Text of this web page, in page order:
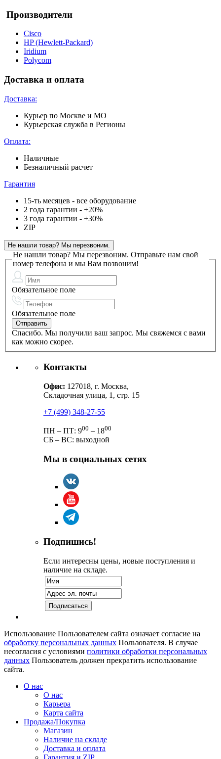
Производители
Cisco
HP (Hewlett-Packard)
Iridium
Polycom
Доставка и оплата
Доставка:
Курьер по Москве и МО
Курьерская служба в Регионы
Оплата:
Наличные
Безналичный расчет
Гарантия
15-ть месяцев - все оборудование
2 года гарантии - +20%
3 года гарантии - +30%
ZIP
Не нашли товар? Мы перезвоним.
Не нашли товар? Мы перезвоним. Отправьте нам свой
номер телефона и мы Вам позвоним!
Обязательное поле
Обязательное поле
Спасибо. Мы получили ваш запрос. Мы свяжемся с вами
как можно скорее.
Контакты
Офис: 127018, г. Москва,
Складочная улица, 1, стр. 15
+7 (499) 348-27-55
ПН – ПТ: 900 – 1800
СБ – ВС: выходной
Мы в социальных сетях
Подпишись!
Если интересны цены, новые поступления и
наличие на складе.
Использование Пользователем сайта означает согласие на
обработку персональных данных Пользователя. В случае
несогласия с условиями политики обработки персональных
данных Пользователь должен прекратить использование
сайта.
О нас
О нас
Карьера
Карта сайта
Продажа/Покупка
Магазин
Наличие на складе
Доставка и оплата
Гарантия и ZIP